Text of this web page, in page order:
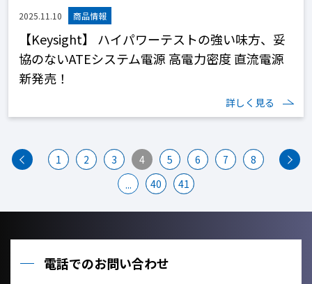
2025.11.10
【Keysight】 ハイパワーテストの強い味方、妥
協のないATEシステム電源 高電力密度 直流電源
新発売！
詳しく見る
1 2 3 4 5 6 7
8
...
40 41
電話でのお問い合わせ